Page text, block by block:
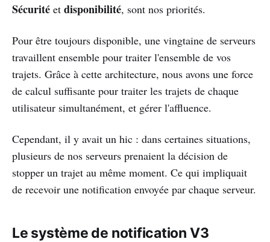
Sécurité et disponibilité, sont nos priorités.
Pour être toujours disponible, une vingtaine de serveurs
travaillent ensemble pour traiter l'ensemble de vos
trajets. Grâce à cette architecture, nous avons une force
de calcul suffisante pour traiter les trajets de chaque
utilisateur simultanément, et gérer l'affluence.
Cependant, il y avait un hic : dans certaines situations,
plusieurs de nos serveurs prenaient la décision de
stopper un trajet au même moment. Ce qui impliquait
de recevoir une notification envoyée par chaque serveur.
Le système de notification V3